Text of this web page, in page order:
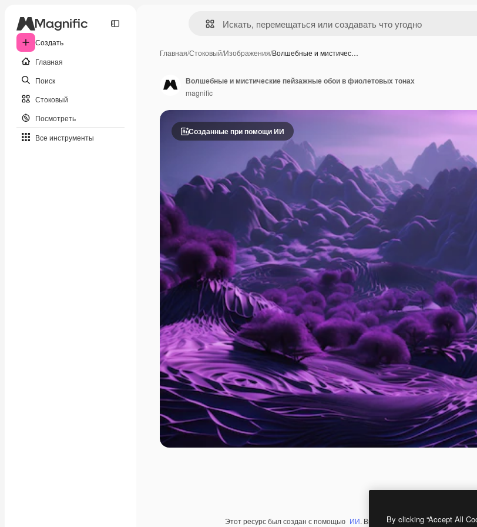
Создать
Главная
Поиск
Стоковый
Посмотреть
Все инструменты
Главная/Стоковый/Изображения/Волшебные и мистичес…
Созданные при помощи ИИ
Этот ресурс был создан с помощью ИИ. Вы можете создать свой
Волшебные и мистические пейзажные обои в фиолетовых тонах
magnific
By clicking “Accept All